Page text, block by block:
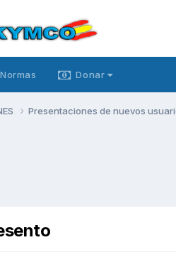
Normas Donar
Presentaciones de nuevos